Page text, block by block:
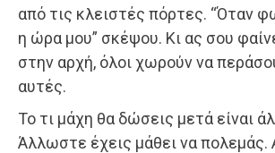
από τις κλειστές πόρτες. “Όταν
η ώρα μου” σκέψου. Κι ας σου
στην αρχή, όλοι χωρούν να
αυτές.
Το τι μάχη θα δώσεις μετά είναι
Άλλωστε έχεις μάθει να